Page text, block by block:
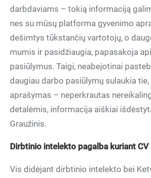
darbdaviams – tokią informaciją
nes su mūsų platforma gyvenimo
dešimtys tūkstančių vartotojų, o
mumis ir pasidžiaugia, papasakoja
pasiūlymus. Taigi, neabejotinai
daugiau darbo pasiūlymų sulaukia
aprašymas – neperkrautas
detalėmis, informacija aiškiai
Graužinis.
Dirbtinio intelekto pagalba kuriant
Vis didėjant dirbtinio intelekto bei